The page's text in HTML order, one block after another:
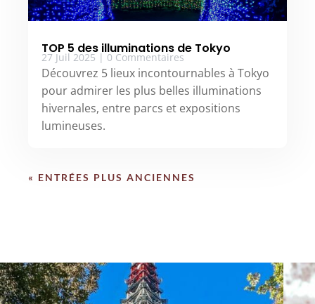
TOP 5 des illuminations de Tokyo
27 Juil 2025 | 0 Commentaires
Découvrez 5 lieux incontournables à Tokyo
pour admirer les plus belles illuminations
hivernales, entre parcs et expositions
lumineuses.
« ENTRÉES PLUS ANCIENNES